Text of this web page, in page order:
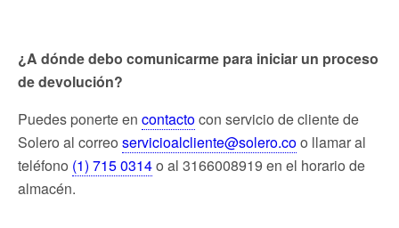
¿A dónde debo comunicarme para iniciar un proceso
de devolución?
Puedes ponerte en contactocon servicio de cliente de
Solero al correo servicioalcliente@solero.coo llamar al
teléfono (1) 715 0314o al 3166008919 en el horario de
almacén.